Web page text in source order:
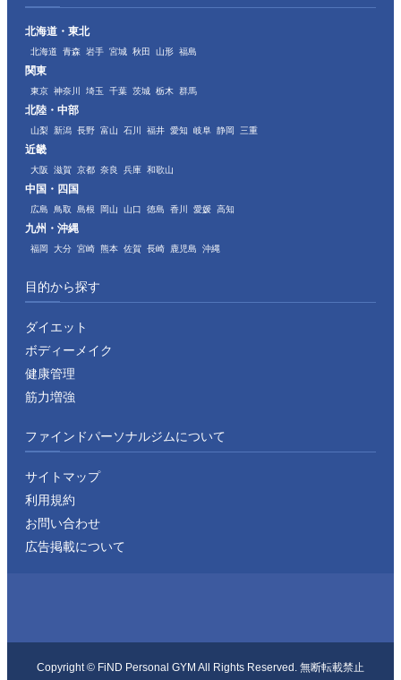
北海道・東北
北海道 青森 岩手 宮城 秋田 山形 福島
関東
東京 神奈川 埼玉 千葉 茨城 栃木 群馬
北陸・中部
山梨 新潟 長野 富山 石川 福井 愛知 岐阜 静岡 三重
近畿
大阪 滋賀 京都 奈良 兵庫 和歌山
中国・四国
広島 鳥取 島根 岡山 山口 徳島 香川 愛媛 高知
九州・沖縄
福岡 大分 宮崎 熊本 佐賀 長崎 鹿児島 沖縄
目的から探す
ダイエット
ボディーメイク
健康管理
筋力増強
ファインドパーソナルジムについて
サイトマップ
利用規約
お問い合わせ
広告掲載について
Copyright ©︎ FiND Personal GYM All Rights Reserved. 無断転載禁止